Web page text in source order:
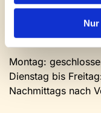
Kontakt und
Montag:
Dienstag bis
Nachmittags nach